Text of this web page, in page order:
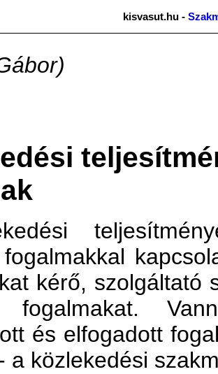
kisvasut.hu -
kérő, szolgáltató
fogalmakat.
és elfogadott
a közlekedési